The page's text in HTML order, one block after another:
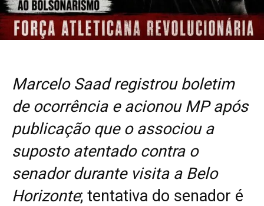
Marcelo Saad registrou boletim
de ocorrência e acionou MP após
publicação que o associou a
suposto atentado contra o
senador durante visita a Belo
Horizonte; tentativa do senador é